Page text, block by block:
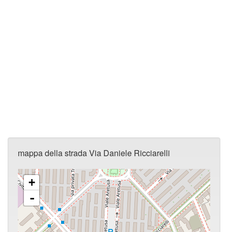
mappa della strada Via Daniele Ricciarelli
+
-